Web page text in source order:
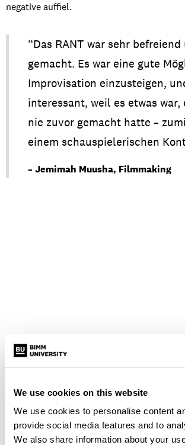
We use cookies on this website
We use cookies to personalise content
provide social media features and to
We also share information about your
negativeauffiel.
“Das RANT war sehr befreiend
gemacht. Es war eine gute
Improvisation einzusteigen,
interessant, weil es etwas war,
nie zuvor gemacht hatte –
einem schauspielerischen
– Jemimah Muusha, Filmmaking